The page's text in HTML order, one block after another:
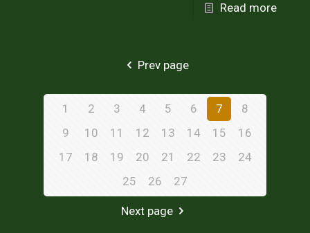
Read more
Prev page
1 2 3 4 5 6 7
8
9
10 11 12 13 14 15
16
17
18 19 20 21 22 23
24
25
26 27
Next page